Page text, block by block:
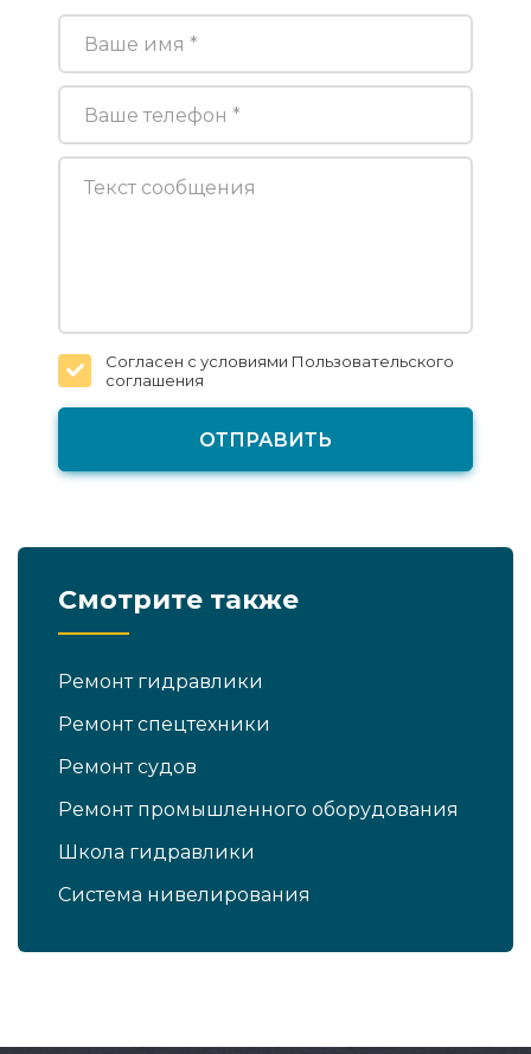
Согласен с условиями Пользовательского
соглашения
Смотрите также
Ремонт гидравлики
Ремонт спецтехники
Ремонт судов
Ремонт промышленного оборудования
Школа гидравлики
Система нивелирования